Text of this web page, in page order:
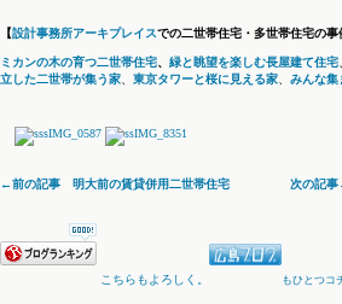
【設計事務所アーキプレイスでの二世帯住宅・多世帯住宅の事
ミカンの木の育つ二世帯住宅、 緑と眺望を楽しむ長屋建て住宅
立した二世帯が集う家
東京タワーと桜に見える家 みんな集
←前の記事 明大前の賃貸併用二世帯住宅 次の記
こちらもよろしく。 もひとつコ